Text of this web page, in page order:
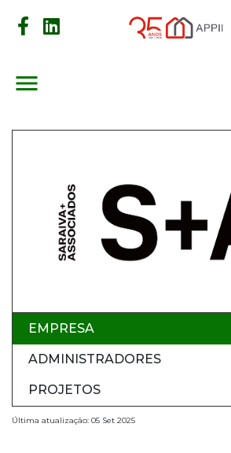
menu
EMPRESA
ADMINISTRADORES
PROJETOS
Última atualização: 05 Set 2025